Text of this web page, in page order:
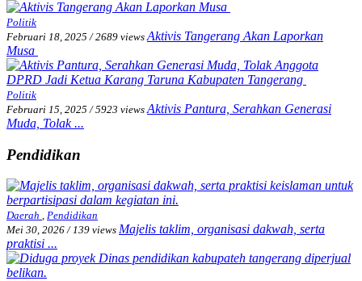
Politik
Februari 18, 2025 / 2689 views Aktivis Tangerang Akan Laporkan
Musa
Politik
Februari 15, 2025 / 5923 views Aktivis Pantura, Serahkan Generasi
Muda, Tolak ...
Pendidikan
Daerah , Pendidikan
Mei 30, 2026 / 139 views Majelis taklim, organisasi dakwah, serta
praktisi ...